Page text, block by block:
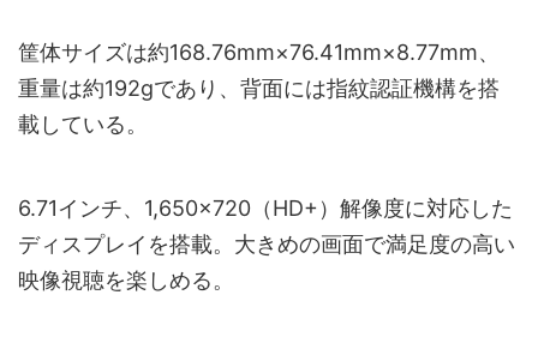
筐体サイズは約168.76mm×76.41mm×8.77mm、
重量は約192gであり、背面には指紋認証機構を搭
載している。
6.71インチ、1,650×720（HD+）解像度に対応した
ディスプレイを搭載。大きめの画面で満足度の高い
映像視聴を楽しめる。